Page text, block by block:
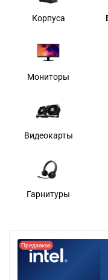
Корпуса
Мониторы
Видеокарты
Гарнитуры
Предзаказ